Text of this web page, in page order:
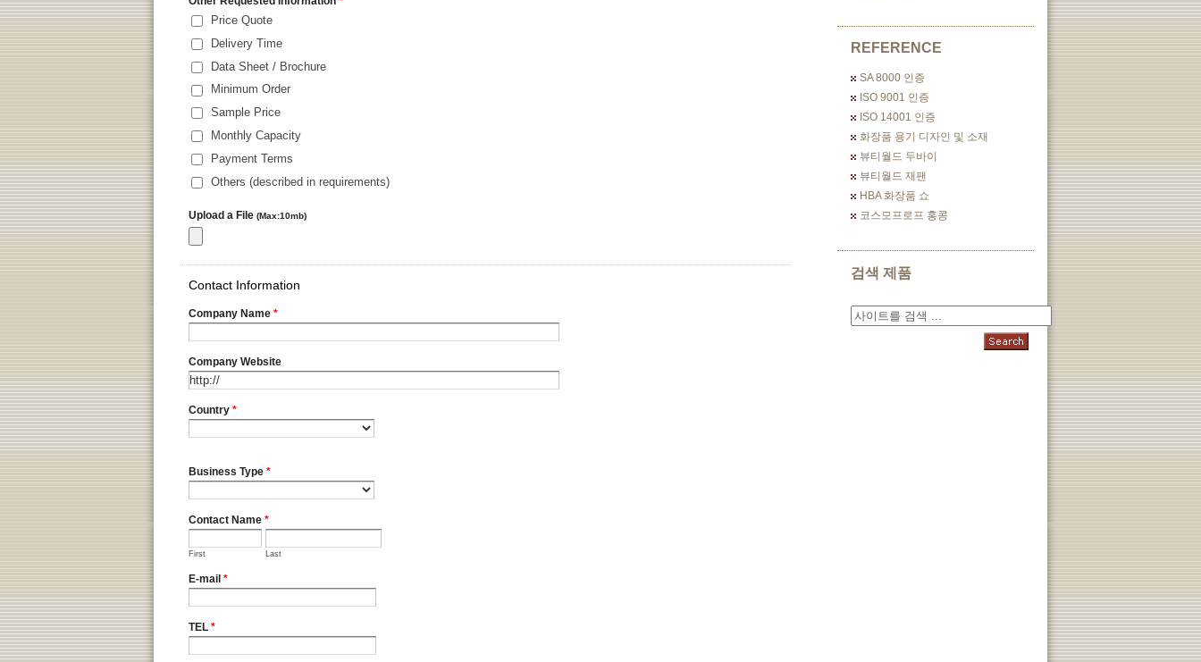
REFERENCE
SA 8000 인증
ISO 9001 인증
ISO 14001 인증
화장품 용기 디자인 및 소재
뷰티월드 두바이
뷰티월드 재팬
HBA 화장품 쇼
코스모프로프 홍콩
검색 제품